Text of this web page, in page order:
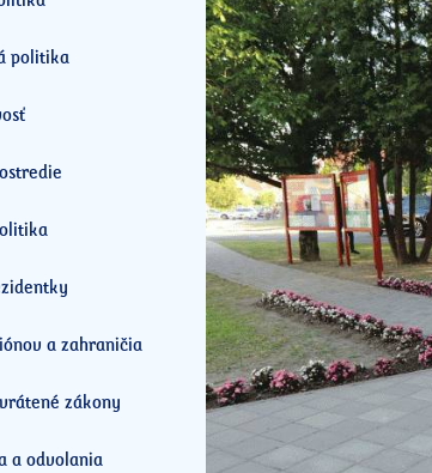
politika
a zahraničia
zákony
a odvolania